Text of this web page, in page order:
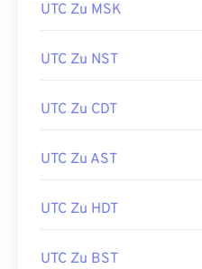
UTC Zu MSK
UTC Zu NST
UTC Zu CDT
UTC Zu AST
UTC Zu HDT
UTC Zu BST